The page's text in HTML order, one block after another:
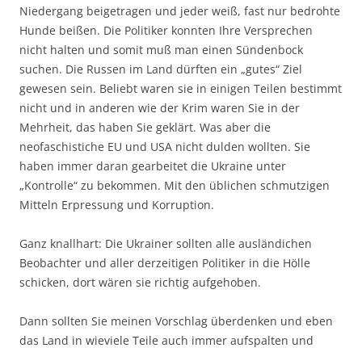
Niedergang beigetragen und jeder weiß, fast nur bedrohte
Hunde beißen. Die Politiker konnten Ihre Versprechen
nicht halten und somit muß man einen Sündenbock
suchen. Die Russen im Land dürften ein „gutes“ Ziel
gewesen sein. Beliebt waren sie in einigen Teilen bestimmt
nicht und in anderen wie der Krim waren Sie in der
Mehrheit, das haben Sie geklärt. Was aber die
neofaschistiche EU und USA nicht dulden wollten. Sie
haben immer daran gearbeitet die Ukraine unter
„Kontrolle“ zu bekommen. Mit den üblichen schmutzigen
Mitteln Erpressung und Korruption.
Ganz knallhart: Die Ukrainer sollten alle ausländichen
Beobachter und aller derzeitigen Politiker in die Hölle
schicken, dort wären sie richtig aufgehoben.
Dann sollten Sie meinen Vorschlag überdenken und eben
das Land in wieviele Teile auch immer aufspalten und